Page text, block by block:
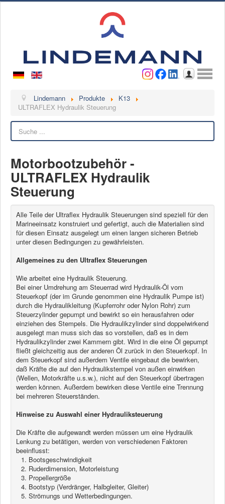
Benutzername
Lindemann
Ansprechpartner
Videos
Kontakt
Ansprechpartner
Kontaktformular
Kunde werden
Reklamation
News
Produkte
Neuheiten
Katalogcenter
Kataloge bestellen
Händler
MyLindemann
MyLindemann
Segeltuch
Lindemann Produkte
K13
ULTRAFLEX Hydraulik Steuerung
Motorbootzubehör -
ULTRAFLEX Hydraulik
Steuerung
Alle Teile der Ultraflex Hydraulik Steuerungen sind speziell für den
Marineeinsatz konstruiert und gefertigt, auch die Materialien sind
für diesen Einsatz ausgelegt um einen langen sicheren Betrieb
unter diesen Bedingungen zu gewährleisten.
Allgemeines zu den Ultraflex Steuerungen
Wie arbeitet eine Hydraulik Steuerung.
Bei einer Umdrehung am Steuerrad wird Hydraulik-Öl vom
Steuerkopf (der im Grunde genommen eine Hydraulik Pumpe ist)
durch die Hydraulikleitung (Kupferrohr oder Nylon Rohr) zum
Steuerzylinder gepumpt und bewirkt so ein herausfahren oder
einziehen des Stempels. Die Hydraulikzylinder sind doppelwirkend
ausgelegt man muss sich das so vorstellen, daß es in dem
Hydraulikzylinder zwei Kammern gibt. Wird in die eine Öl gepumpt
fließt gleichzeitig aus der anderen Öl zurück in den Steuerkopf. In
dem Steuerkopf sind außerdem Ventile eingebaut die bewirken,
daß Kräfte die auf den Hydraulikstempel von außen einwirken
(Wellen, Motorkräfte u.s.w.), nicht auf den Steuerkopf übertragen
werden können. Außerdem bewirken diese Ventile eine Trennung
bei mehreren Steuerständen.
Hinweise zu Auswahl einer Hydrauliksteuerung
Die Kräfte die aufgewandt werden müssen um eine Hydraulik
Lenkung zu betätigen, werden von verschiedenen Faktoren
beeinflusst:
Bootsgeschwindigkeit
Ruderdimension, Motorleistung
Propellergröße
Bootstyp (Verdränger, Halbgleiter, Gleiter)
Strömungs und Wetterbedingungen.